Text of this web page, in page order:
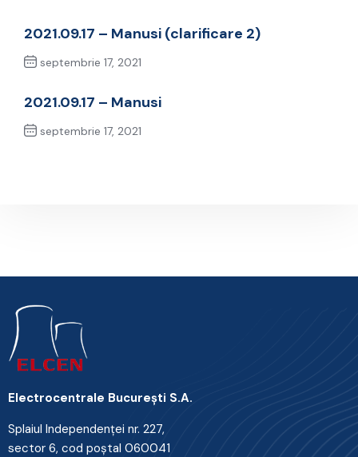
2021.09.17 – Manusi (clarificare 2)
septembrie 17, 2021
2021.09.17 – Manusi
septembrie 17, 2021
Electrocentrale Bucureşti S.A.
Splaiul Independenţei nr. 227,
sector 6, cod poştal 060041